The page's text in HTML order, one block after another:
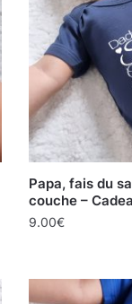
Papa, fais du
couche –
9.00€